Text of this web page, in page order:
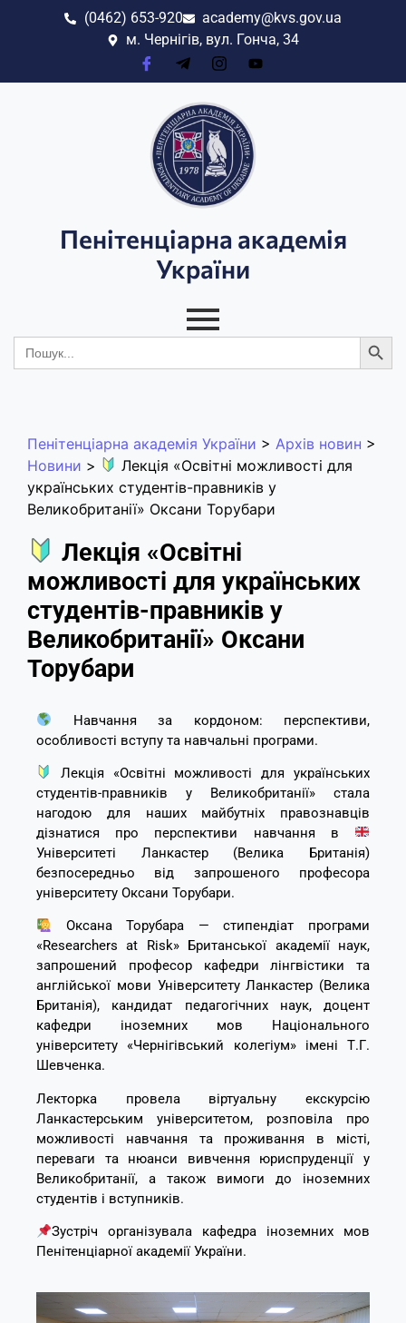
(0462) 653-920
academy@kvs.gov.ua
м. Чернігів, вул. Гонча, 34
Пенітенціарна академія
України
Search
for:
Пенітенціарна академія України > Архів новин >
Новини >
Лекція «Освітні можливості для
українських студентів-правників у
Великобританії» Оксани Торубари
Лекція «Освітні
можливості для українських
студентів-правників у
Великобританії» Оксани
Торубари
Навчання за кордоном: перспективи,
особливості вступу та навчальні програми.
Лекція «Освітні можливості для українських
студентів-правників у Великобританії» стала
нагодою для наших майбутніх правознавців
дізнатися про перспективи навчання в
Університеті Ланкастер (Велика Британія)
безпосередньо від запрошеного професора
університету Оксани Торубари.
Оксана Торубара — стипендіат програми
«Researchers at Risk» Британської академії наук,
запрошений професор кафедри лінгвістики та
англійської мови Університету Ланкастер (Велика
Британія), кандидат педагогічних наук, доцент
кафедри іноземних мов Національного
університету «Чернігівський колегіум» імені Т.Г.
Шевченка.
Лекторка провела віртуальну екскурсію
Ланкастерським університетом, розповіла про
можливості навчання та проживання в місті,
переваги та нюанси вивчення юриспруденції у
Великобританії, а також вимоги до іноземних
студентів і вступників.
Зустріч організувала кафедра іноземних мов
Пенітенціарної академії України.